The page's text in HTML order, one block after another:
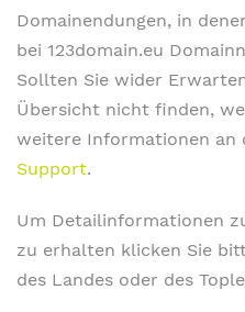
Domainendungen, in
bei 123domain.eu
Sollten Sie wider
Übersicht nicht finden,
weitere Informationen an
Support.
Um Detailinformationen
zu erhalten klicken Sie
des Landes oder des